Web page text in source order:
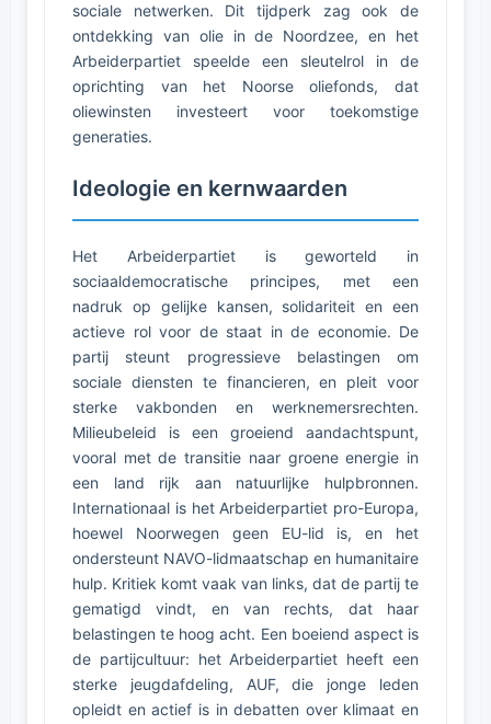
sociale netwerken. Dit tijdperk zag ook de
ontdekking van olie in de Noordzee, en het
Arbeiderpartiet speelde een sleutelrol in de
oprichting van het Noorse oliefonds, dat
oliewinsten investeert voor toekomstige
generaties.
Ideologie en kernwaarden
Het Arbeiderpartiet is geworteld in
sociaaldemocratische principes, met een
nadruk op gelijke kansen, solidariteit en een
actieve rol voor de staat in de economie. De
partij steunt progressieve belastingen om
sociale diensten te financieren, en pleit voor
sterke vakbonden en werknemersrechten.
Milieubeleid is een groeiend aandachtspunt,
vooral met de transitie naar groene energie in
een land rijk aan natuurlijke hulpbronnen.
Internationaal is het Arbeiderpartiet pro-Europa,
hoewel Noorwegen geen EU-lid is, en het
ondersteunt NAVO-lidmaatschap en humanitaire
hulp. Kritiek komt vaak van links, dat de partij te
gematigd vindt, en van rechts, dat haar
belastingen te hoog acht. Een boeiend aspect is
de partijcultuur: het Arbeiderpartiet heeft een
sterke jeugdafdeling, AUF, die jonge leden
opleidt en actief is in debatten over klimaat en